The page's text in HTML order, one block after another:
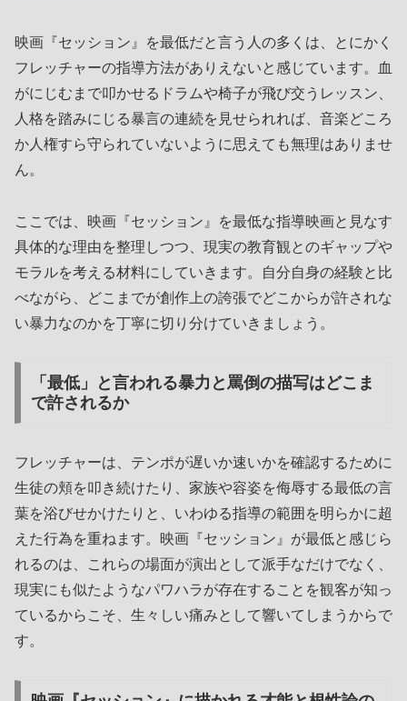
映画『セッション』を最低だと言う人の多くは、とにかく
フレッチャーの指導方法がありえないと感じています。血
がにじむまで叩かせるドラムや椅子が飛び交うレッスン、
人格を踏みにじる暴言の連続を見せられれば、音楽どころ
か人権すら守られていないように思えても無理はありませ
ん。
ここでは、映画『セッション』を最低な指導映画と見なす
具体的な理由を整理しつつ、現実の教育観とのギャップや
モラルを考える材料にしていきます。自分自身の経験と比
べながら、どこまでが創作上の誇張でどこからが許されな
い暴力なのかを丁寧に切り分けていきましょう。
「最低」と言われる暴力と罵倒の描写はどこま
で許されるか
フレッチャーは、テンポが遅いか速いかを確認するために
生徒の頬を叩き続けたり、家族や容姿を侮辱する最低の言
葉を浴びせかけたりと、いわゆる指導の範囲を明らかに超
えた行為を重ねます。映画『セッション』が最低と感じら
れるのは、これらの場面が演出として派手なだけでなく、
現実にも似たようなパワハラが存在することを観客が知っ
ているからこそ、生々しい痛みとして響いてしまうからで
す。